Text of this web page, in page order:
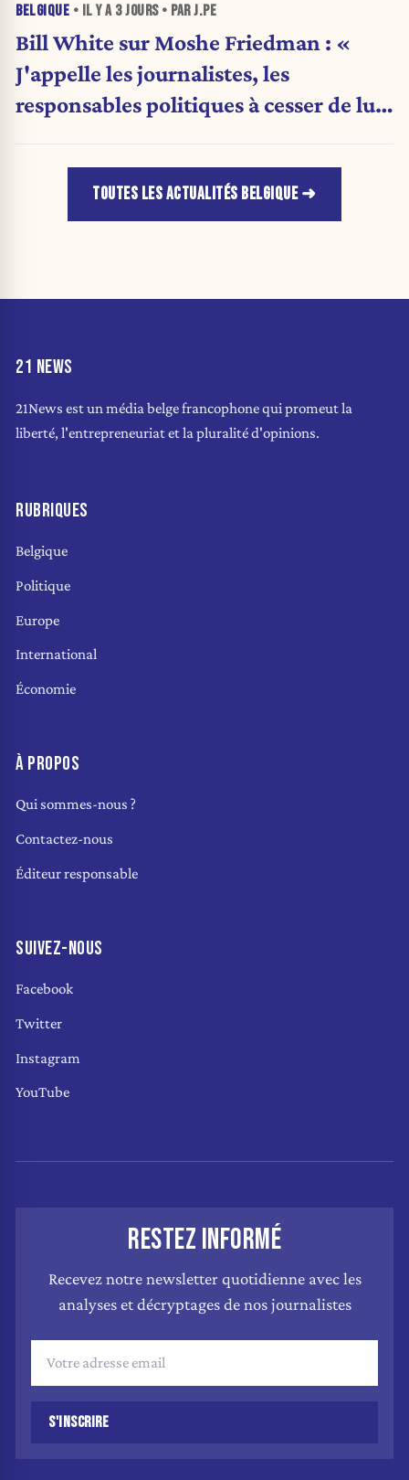
BELGIQUE • IL Y A 3 JOURS• PAR J.PE
Bill White sur Moshe Friedman : «
J'appelle les journalistes, les
responsables politiques à cesser de lui
TOUTES LES ACTUALITÉS BELGIQUE
21 NEWS
21News est un média belge francophone qui promeut la
liberté, l'entrepreneuriat et la pluralité d'opinions.
RUBRIQUES
Belgique
Politique
Europe
International
Économie
À PROPOS
Qui sommes-nous ?
Contactez-nous
Éditeur responsable
SUIVEZ-NOUS
Facebook
Twitter
Instagram
YouTube
RESTEZ INFORMÉ
Recevez notre newsletter quotidienne avec les
analyses et décryptages de nos journalistes
S'INSCRIRE